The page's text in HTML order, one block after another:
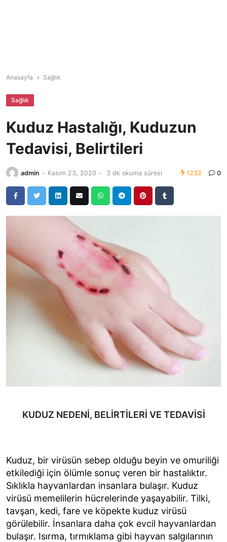
Anasayfa » Sağlık
Sağlık
Kuduz Hastalığı, Kuduzun
Tedavisi, Belirtileri
admin - Kasım 23, 2020 - 3 dk okuma süresi 1232 0
KUDUZ NEDENİ, BELİRTİLERİ VE TEDAVİSİ
Kuduz, bir virüsün sebep olduğu beyin ve omuriliği
etkilediği için ölümle sonuç veren bir hastalıktır.
Sıklıkla hayvanlardan insanlara bulaşır. Kuduz
virüsü memelilerin hücrelerinde yaşayabilir. Tilki,
tavşan, kedi, fare ve köpekte kuduz virüsü
görülebilir. İnsanlara daha çok evcil hayvanlardan
bulaşır. Isırma, tırmıklama gibi hayvan salgılarının